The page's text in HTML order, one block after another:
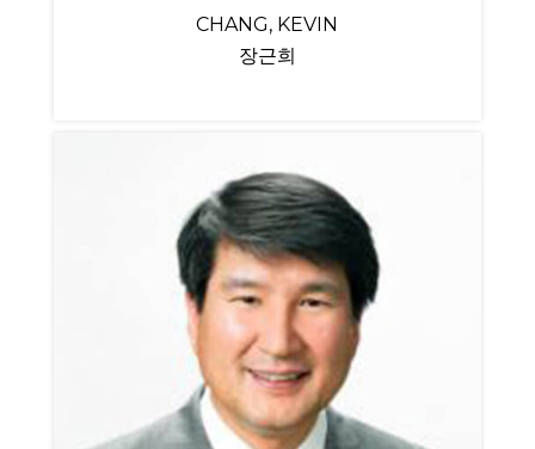
CHANG, KEVIN
장근희